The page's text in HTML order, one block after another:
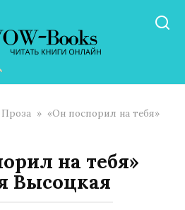
Проза » «Он поспорил на тебя»
на тебя»
Высоцкая